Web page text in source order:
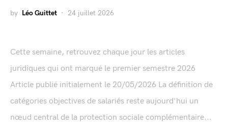
by Léo Guittet 24 juillet 2026
Cette semaine, retrouvez chaque jour les articles
juridiques qui ont marqué le premier semestre 2026
Article publié initialement le 20/05/2026 La définition de
catégories objectives de salariés reste aujourd'hui un
nœud central de la protection sociale complémentaire...